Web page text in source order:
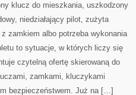
klucz do mieszkania, uszkodzony
niedziałający pilot, zużyta
zamkiem albo potrzeba wykonania
to sytuacje, w których liczy się
czytelną ofertę skierowaną do
zamkami, kluczykami
bezpieczeństwem. Już na […]